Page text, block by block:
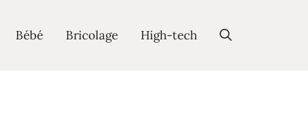
Bébé Bricolage High-tech